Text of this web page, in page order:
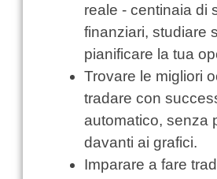
reale - centinaia di
finanziari, studiare
pianificare la tua
Trovare le migliori
tradare con
automatico, senza
davanti ai grafici.
Imparare a fare